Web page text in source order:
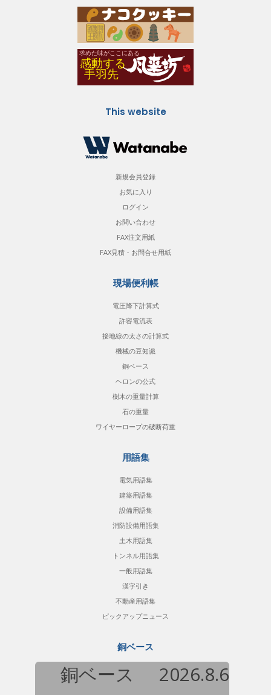
This website
新規会員登録
お気に入り
ログイン
お問い合わせ
FAX注文用紙
FAX見積・お問合せ用紙
現場便利帳
電圧降下計算式
許容電流表
接地線の太さの計算式
機械の豆知識
銅ベース
ヘロンの公式
樹木の重量計算
石の重量
ワイヤーロープの破断荷重
用語集
電気用語集
建築用語集
設備用語集
消防設備用語集
土木用語集
トンネル用語集
一般用語集
漢字引き
不動産用語集
ピックアップニュース
銅ベース
銅ベース 2026.8.6